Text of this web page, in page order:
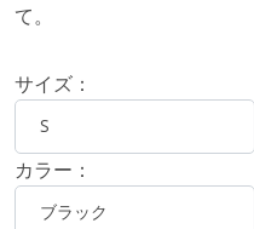
て。
サイズ：
カラー：